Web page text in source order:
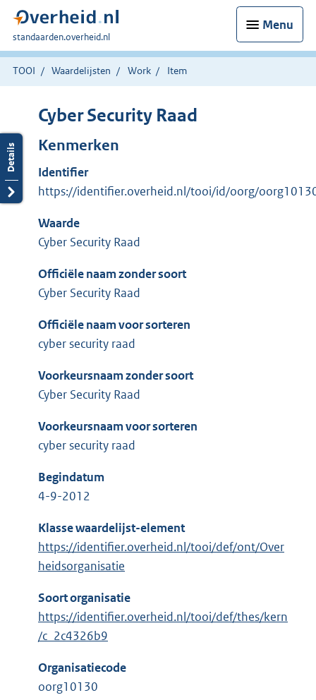
Menu
U
bent
hier:
standaarden.overheid.nl
TOOI Waardelijsten Work Item
Cyber Security Raad
Kenmerken
Identifier
https://identifier.overheid.nl/tooi/id/oorg/
Waarde
Cyber Security Raad
Officiële naam zonder soort
Cyber Security Raad
Officiële naam voor sorteren
cyber security raad
Voorkeursnaam zonder soort
Cyber Security Raad
Voorkeursnaam voor sorteren
cyber security raad
Begindatum
4-9-2012
Klasse waardelijst-element
https://identifier.overheid.nl/tooi/def/ont/Over
heidsorganisatie
Soort organisatie
https://identifier.overheid.nl/tooi/def/thes/kern
/c_2c4326b9
Organisatiecode
oorg10130